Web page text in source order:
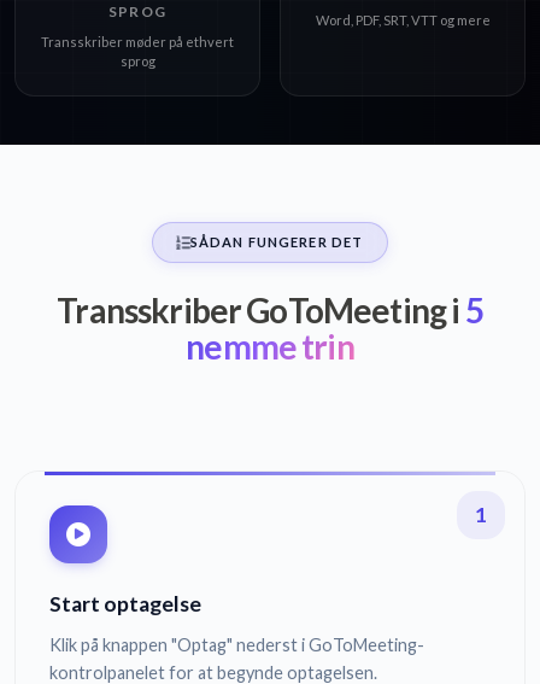
SPROG
Transskriber møder på ethvert
sprog
Word, PDF, SRT, VTT og mere
SÅDAN FUNGERER DET
Transskriber GoToMeeting i 5
nemme trin
1
Start optagelse
Klik på knappen "Optag" nederst i GoToMeeting-
kontrolpanelet for at begynde optagelsen.